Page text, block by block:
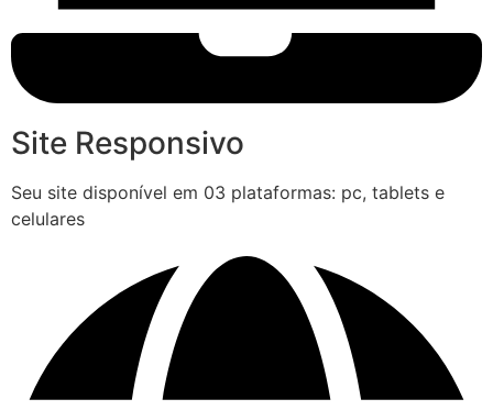
Site Responsivo
Seu site disponível em 03 plataformas: pc, tablets e
celulares